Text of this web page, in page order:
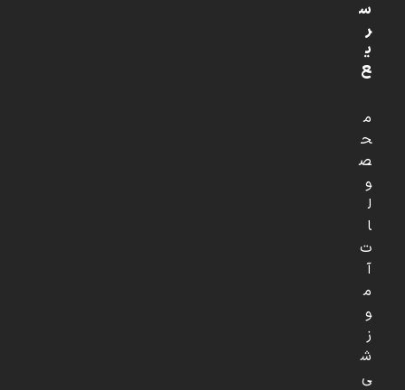
س
ر
ی
ع
م
ح
ص
و
ل
ا
ت
آ
م
و
ز
ش
ی